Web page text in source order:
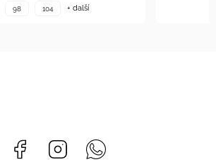
98 104
Facebook Instagram